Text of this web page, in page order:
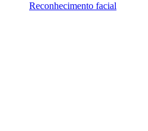
Reconhecimento facial